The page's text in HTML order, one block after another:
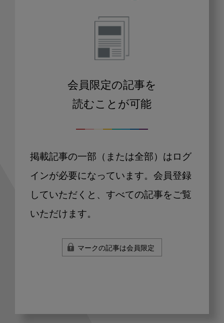
会員限定の記事を
読むことが可能
掲載記事の一部（または全部）はログ
インが必要になっています。会員登録
していただくと、すべての記事をご覧
いただけます。
マークの記事は会員限定